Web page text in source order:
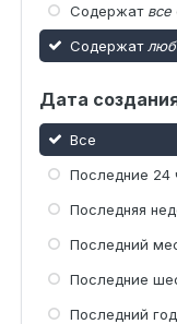
Содержат все
Содержат
Дата
Все
Последние 24
Последняя
Последний
Последние
Последний год